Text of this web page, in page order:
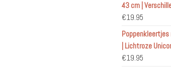
43 cm |
€19.95
| Lichtroze
€19.95